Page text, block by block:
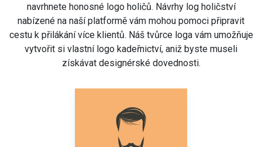
navrhnete honosné logo holičů. Návrhy log holičství
nabízené na naší platformě vám mohou pomoci připravit
cestu k přilákání více klientů. Náš tvůrce loga vám umožňuje
vytvořit si vlastní logo kadeřnictví, aniž byste museli
získávat designérské dovednosti.